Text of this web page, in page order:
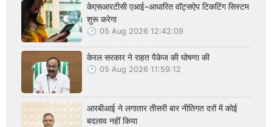
केएसआरटीसी एआई-आधारित वॉट्सऐप टिकटिंग सिस्टम
शुरू करेगा
05 Aug 2026 12:42:09
केरल सरकार ने राहत पैकेज की घोषणा की
05 Aug 2026 11:59:12
आरबीआई ने लगातार तीसरी बार नीतिगत दरों में कोई
बदलाव नहीं किया